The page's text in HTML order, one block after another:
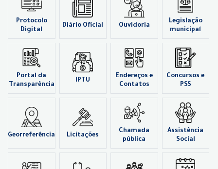
Protocolo
Digital
Diário Oficial Ouvidoria
Legislação
municipal
Portal da
Transparência
IPTU
Endereços e
Contatos
Concursos e
PSS
Georreferência Licitações
Chamada
pública
Assistência
Social